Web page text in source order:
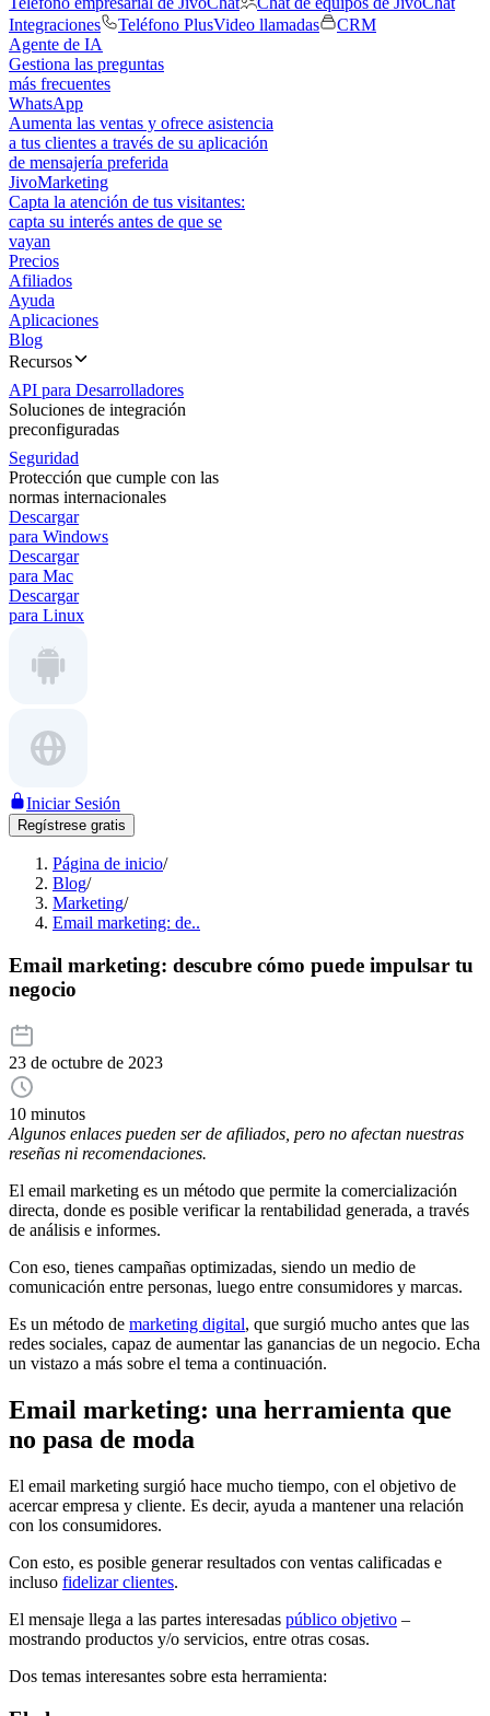
Integraciones
Teléfono PlusVideo llamadas
CRM
Agente de IA
Gestiona las preguntas
más frecuentes
WhatsApp
Aumenta las ventas y ofrece asistencia
a tus clientes a través de su aplicación
de mensajería preferida
JivoMarketing
Capta la atención de tus visitantes:
capta su interés antes de que se
vayan
Precios
Afiliados
Ayuda
Aplicaciones
Blog
Recursos
API para Desarrolladores
Soluciones de integración
preconfiguradas
Seguridad
Protección que cumple con las
normas internacionales
Descargar
para Windows
Descargar
para Mac
Descargar
para Linux
Iniciar Sesión
Regístrese gratis
Página de inicio/
Blog/
Marketing/
Email marketing: de..
Email marketing: descubre cómo puede impulsar tu
negocio
23 de octubre de 2023
10 minutos
Algunos enlaces pueden ser de afiliados, pero no afectan nuestras
reseñas ni recomendaciones.
El email marketing es un método que permite la comercialización
directa, donde es posible verificar la rentabilidad generada, a través
de análisis e informes.
Con eso, tienes campañas optimizadas, siendo un medio de
comunicación entre personas, luego entre consumidores y marcas.
Es un método de marketing digital, que surgió mucho antes que las
redes sociales, capaz de aumentar las ganancias de un negocio. Echa
un vistazo a más sobre el tema a continuación.
Email marketing: una herramienta que
no pasa de moda
El email marketing surgió hace mucho tiempo, con el objetivo de
acercar empresa y cliente. Es decir, ayuda a mantener una relación
con los consumidores.
Con esto, es posible generar resultados con ventas calificadas e
incluso fidelizar clientes.
El mensaje llega a las partes interesadas público objetivo –
mostrando productos y/o servicios, entre otras cosas.
Dos temas interesantes sobre esta herramienta: